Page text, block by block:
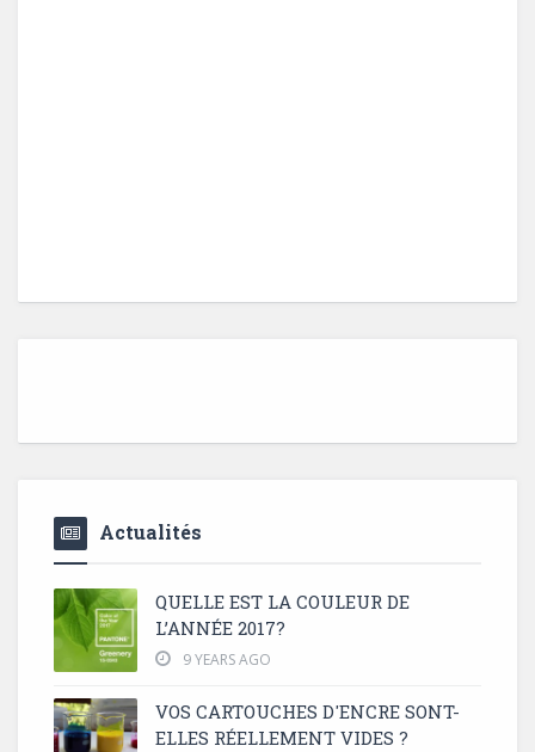
Actualités
QUELLE EST LA COULEUR DE
L’ANNÉE 2017?
9 YEARS AGO
VOS CARTOUCHES D'ENCRE SONT-
ELLES RÉELLEMENT VIDES ?